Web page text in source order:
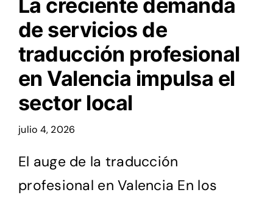
Traducción
Clases
Sobre Mí
Portafolio
de servicios de
traducción profesional
en Valencia impulsa el
sector local
julio 4, 2026
El auge de la traducción
profesional en Valencia En los